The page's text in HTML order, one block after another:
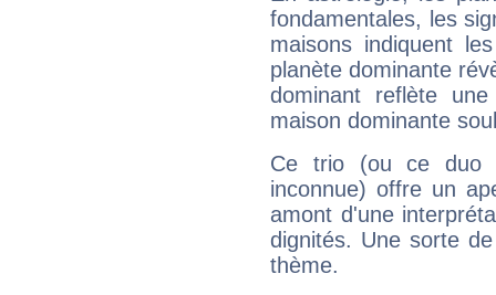
fondamentales, les
maisons indiquent
planète dominante
dominant reflète
maison dominante
Ce trio (ou ce duo
inconnue) offre un
amont d'une
dignités. Une sorte
thème.